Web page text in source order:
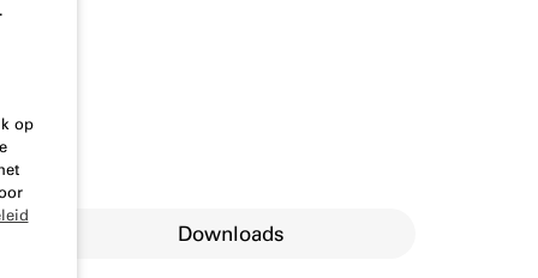
Downloads
op